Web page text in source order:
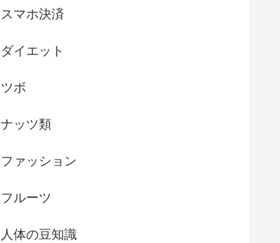
スマホ決済
ダイエット
ツボ
ナッツ類
ファッション
フルーツ
人体の豆知識